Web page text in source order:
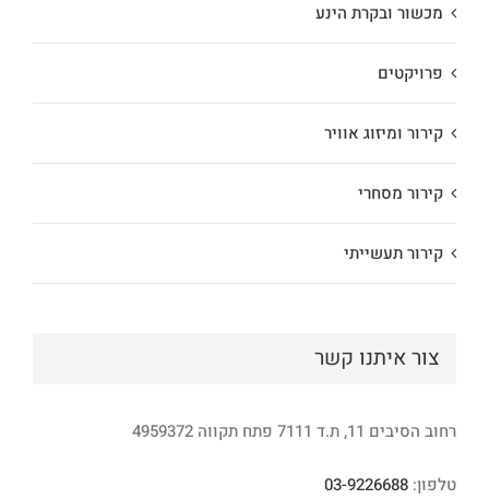
מכשור ובקרת הינע
פרויקטים
קירור ומיזוג אוויר
קירור מסחרי
קירור תעשייתי
צור איתנו קשר
רחוב הסיבים 11, ת.ד 7111 פתח תקווה 4959372
טלפון: 03-9226688